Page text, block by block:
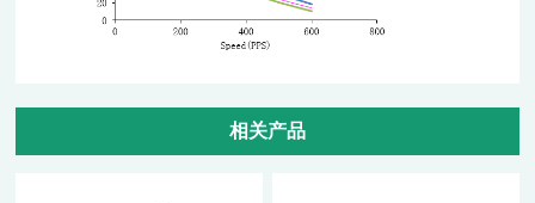
相关产品